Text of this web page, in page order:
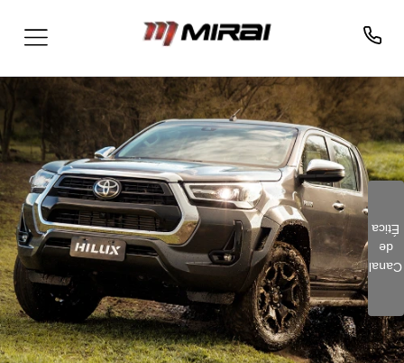
Canal
de
Ética
Clique aqui e preencha o
formulário. Este é um
canal seguro